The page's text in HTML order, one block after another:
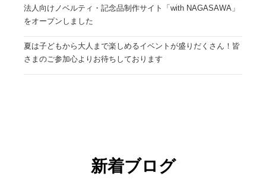
法人向けノベルティ・記念品制作サイト「with NAGASAWA」
をオープンしました
夏は子どもから大人まで楽しめるイベントが盛りだくさん！皆
さまのご参加心よりお待ちしております
新着ブログ